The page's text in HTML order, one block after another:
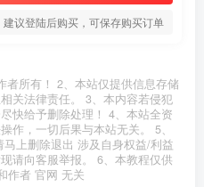
议登陆后购买，可保存购买订单
者所有！ 2、本站仅提供信息存储
关法律责任。 3、本内容若侵犯
快给予删除处理！ 4、本站全资
作，一切后果与本站无关。 5、
上删除退出 涉及自身权益/利益
请向客服举报。 6、本教程仅供
作者 官网 无关